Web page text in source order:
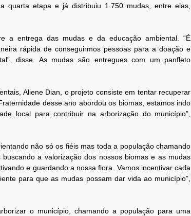
quarta etapa e já distribuiu 1.750 mudas, entre elas,
a entrega das mudas e da educação ambiental. “É
rápida de conseguirmos pessoas para a doação e
disse. As mudas são entregues com um panfleto
Aliene Dian, o projeto consiste em tentar recuperar
desse ano abordou os biomas, estamos indo
local para contribuir na arborização do município”,
não só os fiéis mas toda a população chamando
a valorização dos nossos biomas e as mudas
e guardando a nossa flora. Vamos incentivar cada
para que as mudas possam dar vida ao município”,
o município, chamando a população para uma